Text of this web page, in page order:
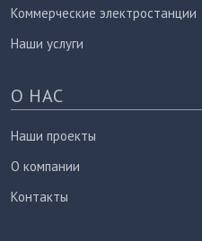
Коммерческие электростанции
Наши услуги
О НАС
Наши проекты
О компании
Контакты